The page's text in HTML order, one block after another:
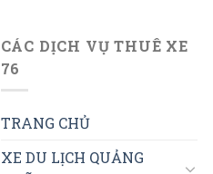
CÁC DỊCH VỤ THUÊ XE
76
TRANG CHỦ
XE DU LỊCH QUẢNG